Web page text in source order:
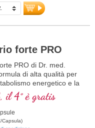
out of 5 stars
forte PRO
PRO di Dr. med.
di alta qualità per
energetico e la
NADH, Q10,
che promuovono
oltre all'acido
preziosa forma di
il 4° è gratis
Capsula)